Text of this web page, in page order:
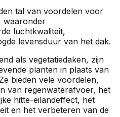
tal van voordelen voor
waaronder
luchtkwaliteit,
levensduur van het dak.
als vegetatiedaken, zijn
planten in plaats van
bieden vele voordelen,
van regenwaterafvoer, het
hitte-eilandeffect, het
en het verbeteren van de